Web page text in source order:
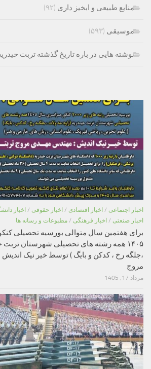
منابع طبیعی و ابخیز داری (۹۲)
موسیقی (۵۹۳)
نوشته هایی در باره تاریخ گذشته تربت
اخبار اجتماعی / اخبار اقتصادی / اخبار حقوقی / اخبار
اخبار صنعتی / اخبار فرهنگی / مطبوعات و رسانه ها
برای هفتمین سال متوالی بورسیه تحصیلی
۱۴۰۵ همه رشته های تحصیلی شهرستان تربت
،جلگه رخ ، کدکن و بایگ ) توسط خیر نیک
مروج
مرداد 17, 1405